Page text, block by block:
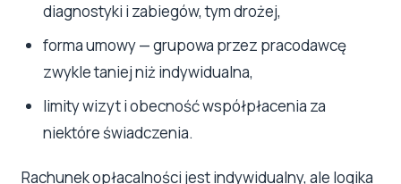
diagnostyki i zabiegów, tym drożej,
forma umowy — grupowa przez pracodawcę
zwykle taniej niż indywidualna,
limity wizyt i obecność współpłacenia za
niektóre świadczenia.
Rachunek opłacalności jest indywidualny, ale logika